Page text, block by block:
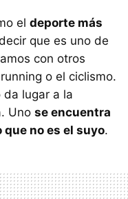
el deporte más
que es uno de
con otros
o el ciclismo.
da lugar a la
Uno se encuentra
no es el suyo.